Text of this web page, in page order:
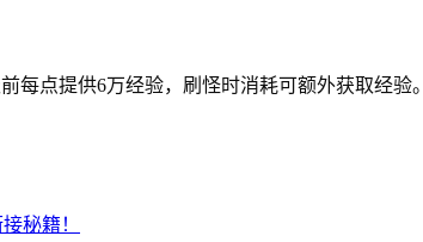
每点提供6万经验，刷怪时消耗可额外获取经验。
秘籍​！